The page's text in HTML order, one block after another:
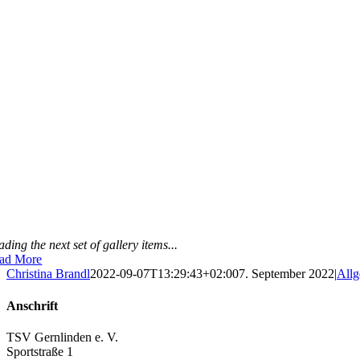
the next set of gallery items...
More
Christina Brandl2022-09-07T13:29:43+02:007. September 2022|
Anschrift
TSV Gernlinden e. V.
Sportstraße 1